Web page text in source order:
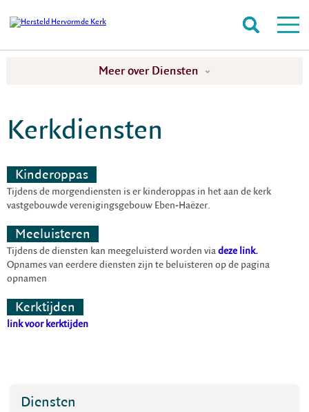
Meer over Diensten
Kerkdiensten
Kinderoppas
Tijdens de morgendiensten is er kinderoppas in het aan de kerk
vastgebouwde verenigingsgebouw Eben-Haëzer.
Meeluisteren
Tijdens de diensten kan meegeluisterd worden viadeze link.
Opnames van eerdere diensten zijn te beluisteren op de pagina
opnamen
Kerktijden
link voor kerktijden
Diensten